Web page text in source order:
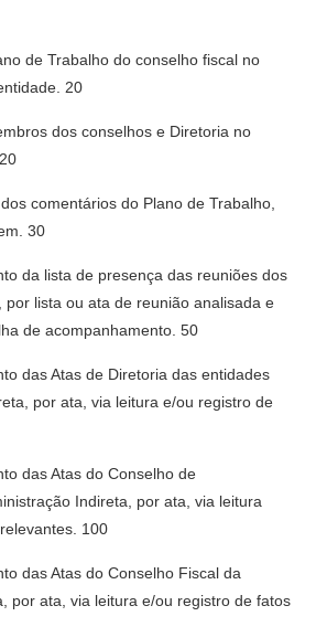
de Trabalho do conselho fiscal no
20
dos conselhos e Diretoria no
comentários do Plano de Trabalho,
30
da lista de presença das reuniões dos
por lista ou ata de reunião analisada e
de acompanhamento. 50
das Atas de Diretoria das entidades
por ata, via leitura e/ou registro de
das Atas do Conselho de
Indireta, por ata, via leitura
100
das Atas do Conselho Fiscal da
por ata, via leitura e/ou registro de fatos